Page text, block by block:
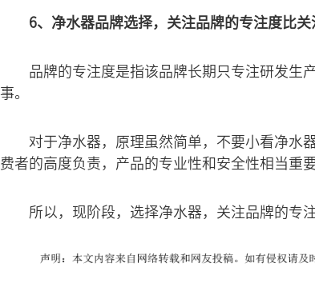
6、净水器品牌选择，关注品牌的专注度比
品牌的专注度是指该品牌长期只专注研发生
事。
对于净水器，原理虽然简单，不要小看净水
费者的高度负责，产品的专业性和安全性相当重
所以，现阶段，选择净水器，关注品牌的专